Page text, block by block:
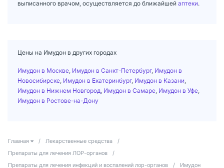
выписанного врачом, осуществляется до ближайшей аптеки.
Цены на Имудон в других городах
Имудон в Москве Имудон в Санкт-Петербург, Имудон в
Новосибирске Имудон в Екатеринбург, Имудон в Казани
Имудон в Нижнем Новгород Имудон в Самаре Имудон в Уфе
Имудон в Ростове-на-Дону
Главная / Лекарственные средства
/
Препараты для лечения ЛОР-органов
/
Препараты для лечения инфекций и воспалений лор-органов
/ Имудон